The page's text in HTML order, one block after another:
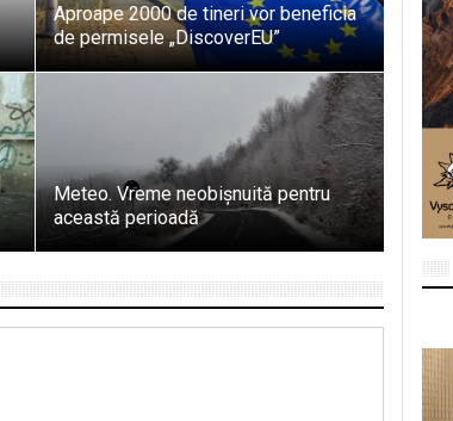
Aproape 2000 de tineri vor beneficia
de permisele „DiscoverEU”
Meteo. Vreme neobișnuită pentru
această perioadă